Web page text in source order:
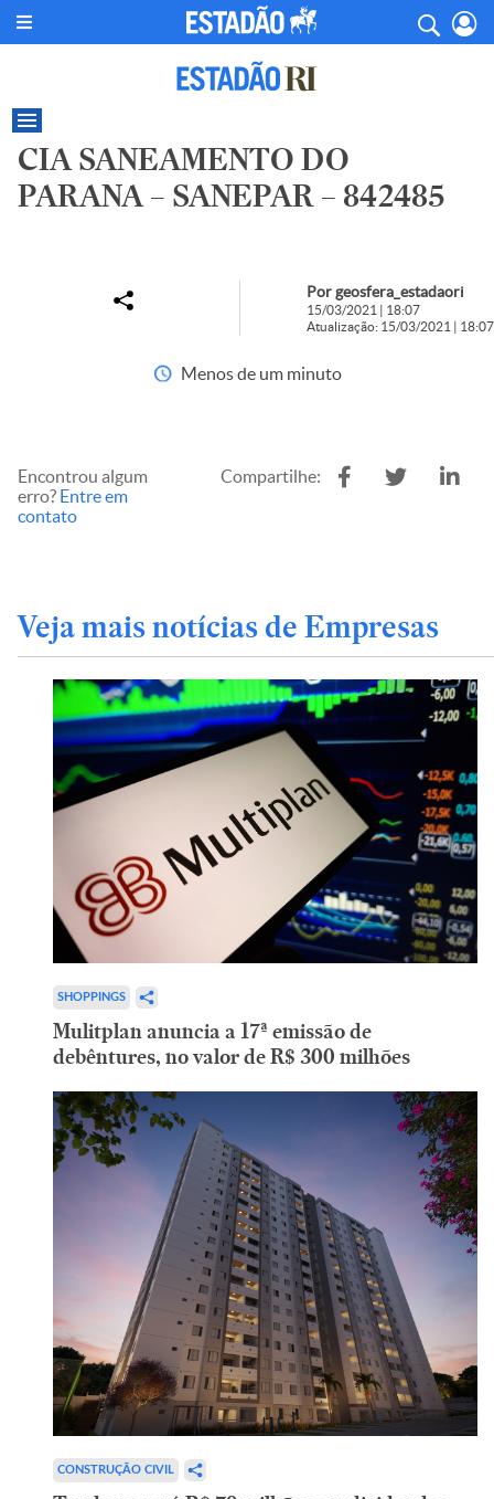
CIA SANEAMENTO DO
PARANA – SANEPAR – 842485
Por geosfera_estadaori
15/03/2021 | 18:07
Atualização: 15/03/2021 | 18:07
Menos de um minuto
Encontrou algum
erro? Entre em
contato
Compartilhe:
Veja mais notícias de Empresas
SHOPPINGS
Mulitplan anuncia a 17ª emissão de
debêntures, no valor de R$ 300 milhões
CONSTRUÇÃO CIVIL